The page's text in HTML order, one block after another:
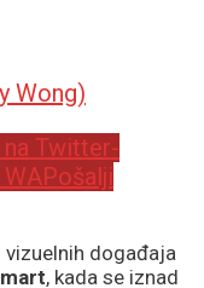
Wong)
na Twitter-
WAPošalji
događaja
, kada se iznad